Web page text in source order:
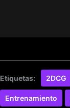
Etiquetas: 2DCG
Entrenamiento